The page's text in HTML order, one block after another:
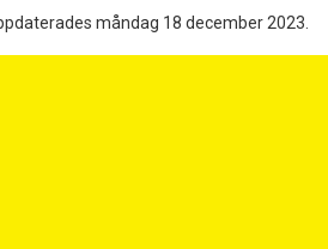
måndag 18 december 2023.